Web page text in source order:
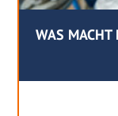
WAS MACHT